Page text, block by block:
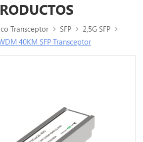
Transceptor SFP
2,5G SFP
40KM SFP Transceptor